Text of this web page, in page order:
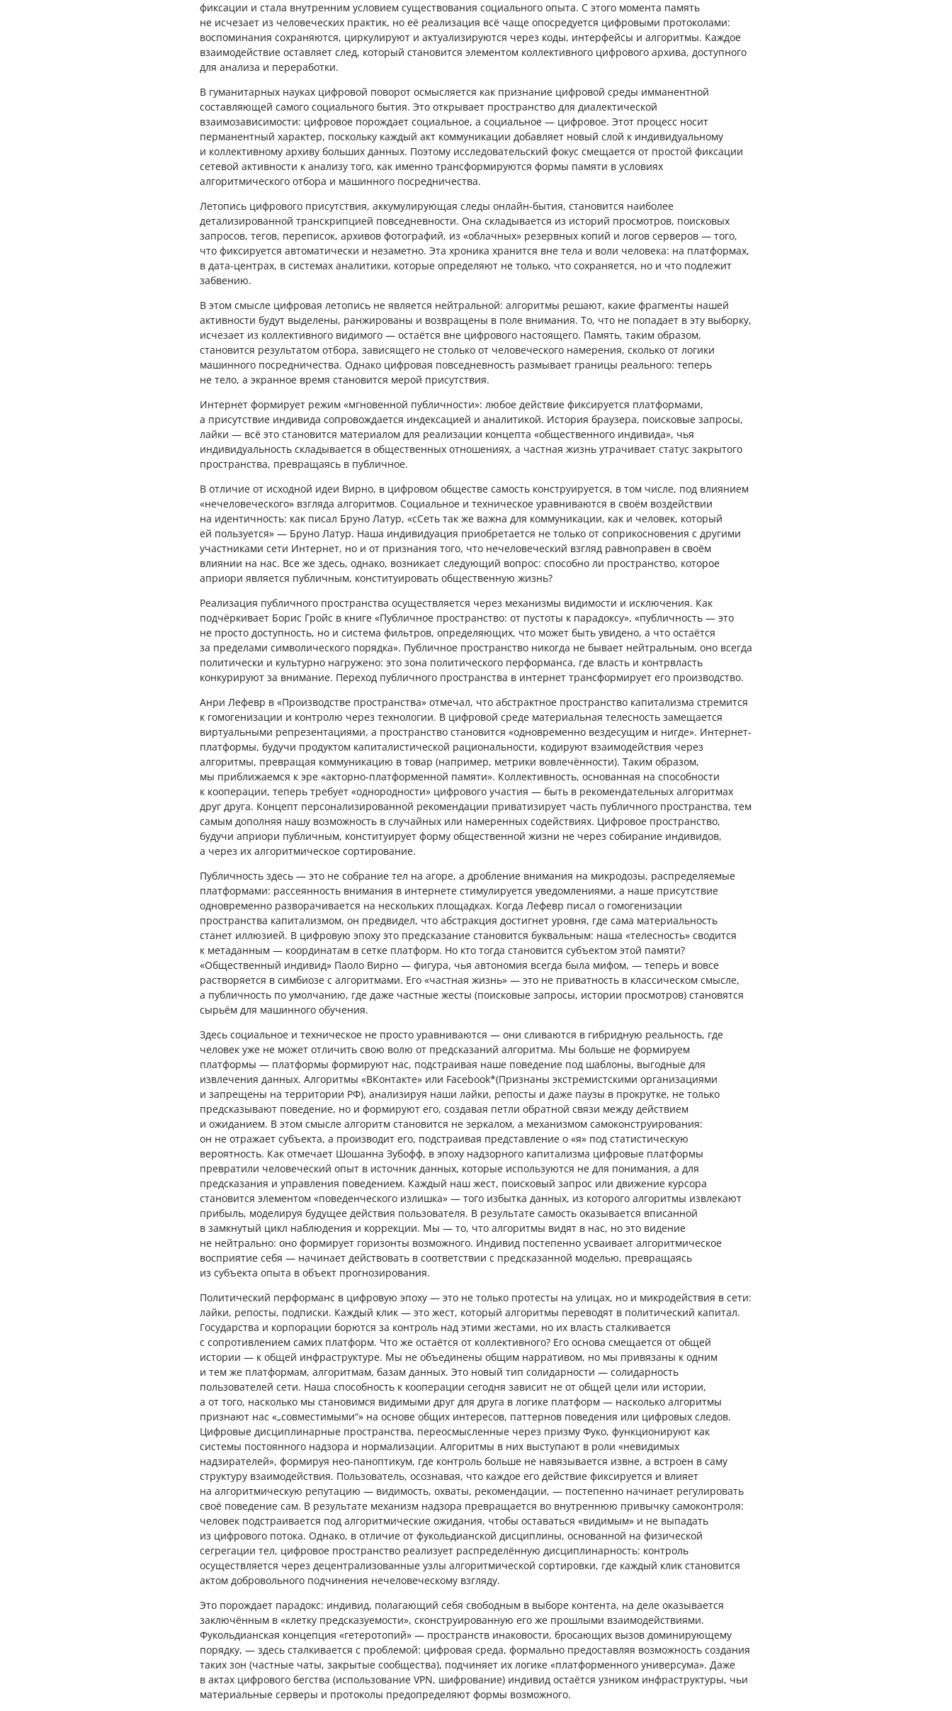
фиксации и стала внутренним условием существования социального опыта. С этого момента память
не исчезает из человеческих практик, но её реализация всё чаще опосредуется цифровыми протоколами:
воспоминания сохраняются, циркулируют и актуализируются через коды, интерфейсы и алгоритмы. Каждое
взаимодействие оставляет след, который становится элементом коллективного цифрового архива, доступного
для анализа и переработки.
В гуманитарных науках цифровой поворот осмысляется как признание цифровой среды имманентной
составляющей самого социального бытия. Это открывает пространство для диалектической
взаимозависимости: цифровое порождает социальное, а социальное — цифровое. Этот процесс носит
перманентный характер, поскольку каждый акт коммуникации добавляет новый слой к индивидуальному
и коллективному архиву больших данных. Поэтому исследовательский фокус смещается от простой фиксации
сетевой активности к анализу того, как именно трансформируются формы памяти в условиях
алгоритмического отбора и машинного посредничества.
Летопись цифрового присутствия, аккумулирующая следы онлайн-бытия, становится наиболее
детализированной транскрипцией повседневности. Она складывается из историй просмотров, поисковых
запросов, тегов, переписок, архивов фотографий, из «облачных» резервных копий и логов серверов — того,
что фиксируется автоматически и незаметно. Эта хроника хранится вне тела и воли человека: на платформах,
в дата-центрах, в системах аналитики, которые определяют не только, что сохраняется, но и что подлежит
забвению.
В этом смысле цифровая летопись не является нейтральной: алгоритмы решают, какие фрагменты нашей
активности будут выделены, ранжированы и возвращены в поле внимания. То, что не попадает в эту выборку,
исчезает из коллективного видимого — остаётся вне цифрового настоящего. Память, таким образом,
становится результатом отбора, зависящего не столько от человеческого намерения, сколько от логики
машинного посредничества. Однако цифровая повседневность размывает границы реального: теперь
не тело, а экранное время становится мерой присутствия.
Интернет формирует режим «мгновенной публичности»: любое действие фиксируется платформами,
а присутствие индивида сопровождается индексацией и аналитикой. История браузера, поисковые запросы,
лайки — всё это становится материалом для реализации концепта «общественного индивида», чья
индивидуальность складывается в общественных отношениях, а частная жизнь утрачивает статус закрытого
пространства, превращаясь в публичное.
В отличие от исходной идеи Вирно, в цифровом обществе самость конструируется, в том числе, под влиянием
«нечеловеческого» взгляда алгоритмов. Социальное и техническое уравниваются в своём воздействии
на идентичность: как писал Бруно Латур, «сСеть так же важна для коммуникации, как и человек, который
ей пользуется» — Бруно Латур. Наша индивидуация приобретается не только от соприкосновения с другими
участниками сети Интернет, но и от признания того, что нечеловеческий взгляд равноправен в своём
влиянии на нас. Все же здесь, однако, возникает следующий вопрос: способно ли пространство, которое
априори является публичным, конституировать общественную жизнь?
Реализация публичного пространства осуществляется через механизмы видимости и исключения. Как
подчёркивает Борис Гройс в книге «Публичное пространство: от пустоты к парадоксу», «публичность — это
не просто доступность, но и система фильтров, определяющих, что может быть увидено, а что остаётся
за пределами символического порядка». Публичное пространство никогда не бывает нейтральным, оно всегда
политически и культурно нагружено: это зона политического перформанса, где власть и контрвласть
конкурируют за внимание. Переход публичного пространства в интернет трансформирует его производство.
Анри Лефевр в «Производстве пространства» отмечал, что абстрактное пространство капитализма стремится
к гомогенизации и контролю через технологии. В цифровой среде материальная телесность замещается
виртуальными репрезентациями, а пространство становится «одновременно вездесущим и нигде». Интернет-
платформы, будучи продуктом капиталистической рациональности, кодируют взаимодействия через
алгоритмы, превращая коммуникацию в товар (например, метрики вовлечённости). Таким образом,
мы приближаемся к эре «акторно-платформенной памяти». Коллективность, основанная на способности
к кооперации, теперь требует «однородности» цифрового участия — быть в рекомендательных алгоритмах
друг друга. Концепт персонализированной рекомендации приватизирует часть публичного пространства, тем
самым дополняя нашу возможность в случайных или намеренных содействиях. Цифровое пространство,
будучи априори публичным, конституирует форму общественной жизни не через собирание индивидов,
а через их алгоритмическое сортирование.
Публичность здесь — это не собрание тел на агоре, а дробление внимания на микродозы, распределяемые
платформами: рассеянность внимания в интернете стимулируется уведомлениями, а наше присутствие
одновременно разворачивается на нескольких площадках. Когда Лефевр писал о гомогенизации
пространства капитализмом, он предвидел, что абстракция достигнет уровня, где сама материальность
станет иллюзией. В цифровую эпоху это предсказание становится буквальным: наша «телесность» сводится
к метаданным — координатам в сетке платформ. Но кто тогда становится субъектом этой памяти?
«Общественный индивид» Паоло Вирно — фигура, чья автономия всегда была мифом, — теперь и вовсе
растворяется в симбиозе с алгоритмами. Его «частная жизнь» — это не приватность в классическом смысле,
а публичность по умолчанию, где даже частные жесты (поисковые запросы, истории просмотров) становятся
сырьём для машинного обучения.
Здесь социальное и техническое не просто уравниваются — они сливаются в гибридную реальность, где
человек уже не может отличить свою волю от предсказаний алгоритма. Мы больше не формируем
платформы — платформы формируют нас, подстраивая наше поведение под шаблоны, выгодные для
извлечения данных. Алгоритмы «ВКонтакте» или Facebook*(Признаны экстремистскими организациями
и запрещены на территории РФ), анализируя наши лайки, репосты и даже паузы в прокрутке, не только
предсказывают поведение, но и формируют его, создавая петли обратной связи между действием
и ожиданием. В этом смысле алгоритм становится не зеркалом, а механизмом самоконструирования:
он не отражает субъекта, а производит его, подстраивая представление о «я» под статистическую
вероятность. Как отмечает Шошанна Зубофф, в эпоху надзорного капитализма цифровые платформы
превратили человеческий опыт в источник данных, которые используются не для понимания, а для
предсказания и управления поведением. Каждый наш жест, поисковый запрос или движение курсора
становится элементом «поведенческого излишка» — того избытка данных, из которого алгоритмы извлекают
прибыль, моделируя будущее действия пользователя. В результате самость оказывается вписанной
в замкнутый цикл наблюдения и коррекции. Мы — то, что алгоритмы видят в нас, но это видение
не нейтрально: оно формирует горизонты возможного. Индивид постепенно усваивает алгоритмическое
восприятие себя — начинает действовать в соответствии с предсказанной моделью, превращаясь
из субъекта опыта в объект прогнозирования.
Политический перформанс в цифровую эпоху — это не только протесты на улицах, но и микродействия в сети:
лайки, репосты, подписки. Каждый клик — это жест, который алгоритмы переводят в политический капитал.
Государства и корпорации борются за контроль над этими жестами, но их власть сталкивается
с сопротивлением самих платформ. Что же остаётся от коллективного? Его основа смещается от общей
истории — к общей инфраструктуре. Мы не объединены общим нарративом, но мы привязаны к одним
и тем же платформам, алгоритмам, базам данных. Это новый тип солидарности — солидарность
пользователей сети. Наша способность к кооперации сегодня зависит не от общей цели или истории,
а от того, насколько мы становимся видимыми друг для друга в логике платформ — насколько алгоритмы
признают нас «„совместимыми“» на основе общих интересов, паттернов поведения или цифровых следов.
Цифровые дисциплинарные пространства, переосмысленные через призму Фуко, функционируют как
системы постоянного надзора и нормализации. Алгоритмы в них выступают в роли «невидимых
надзирателей», формируя нео-паноптикум, где контроль больше не навязывается извне, а встроен в саму
структуру взаимодействия. Пользователь, осознавая, что каждое его действие фиксируется и влияет
на алгоритмическую репутацию — видимость, охваты, рекомендации, — постепенно начинает регулировать
своё поведение сам. В результате механизм надзора превращается во внутреннюю привычку самоконтроля:
человек подстраивается под алгоритмические ожидания, чтобы оставаться «видимым» и не выпадать
из цифрового потока. Однако, в отличие от фукольдианской дисциплины, основанной на физической
сегрегации тел, цифровое пространство реализует распределённую дисциплинарность: контроль
осуществляется через децентрализованные узлы алгоритмической сортировки, где каждый клик становится
актом добровольного подчинения нечеловеческому взгляду.
Это порождает парадокс: индивид, полагающий себя свободным в выборе контента, на деле оказывается
заключённым в «клетку предсказуемости», сконструированную его же прошлыми взаимодействиями.
Фукольдианская концепция «гетеротопий» — пространств инаковости, бросающих вызов доминирующему
порядку, — здесь сталкивается с проблемой: цифровая среда, формально предоставляя возможность создания
таких зон (частные чаты, закрытые сообщества), подчиняет их логике «платформенного универсума». Даже
в актах цифрового бегства (использование VPN, шифрование) индивид остаётся узником инфраструктуры, чьи
материальные серверы и протоколы предопределяют формы возможного.